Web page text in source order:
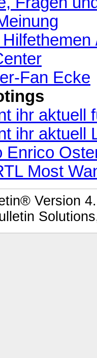
Fan Ecke
ihr aktuell
ihr aktuell
Enrico
Most
Version